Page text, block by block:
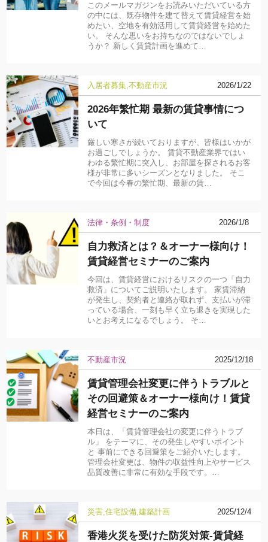
このメールマガジンをお読みいただいている方
の中には、既存物件を建て替えて賃貸経営を始
めたい、空地を有効活用して賃貸経営を始めた
い。 そんな思いをお持ちなのではないでしょ
うか？ 新しく賃貸計画を進めて…
入居者募集 不動産市況 2026/1/22
2026年繁忙期 最新の賃貸事情につ
いて
厳しい寒さが続いておりますが、皆様はいかが
お過ごしでしょうか。 賃貸不動産業界ではい
わゆる繁忙期に突入し、お部屋を探されるお客
様が非常に多いシーズンとなりました。 そこ
で今回は今春の繁忙期、最新の賃…
法律・条例・制度 2026/1/8
自力救済とは？＆オーナー様向け！
賃貸経営セミナーのご案内
今回は、賃貸経営におけるリスクの一つ「自力
救済」についてご説明いたします。 家賃滞納
が発生し、契約者と連絡が取れず、支払いが滞
っている場合、一刻も早く立ち退きを実現した
いとお考えになるでしょう。 そ…
不動産市況 2025/12/18
賃貸管理会社変更に伴うトラブルと
その回避策＆オーナー様向け！賃貸
経営セミナーのご案内
本日は、「賃貸管理会社の変更に伴うトラブ
ル」 をテーマに、その発生しやすいポイント
と 事前にできる回避策をご紹介いたします。
管理会社変更は、物件の収益性向上やサービス
品質改善に非常に有効な手段です。…
災害 住宅設備 建築計画 2025/12/4
香港火災を受けた防災対策-賃貸経